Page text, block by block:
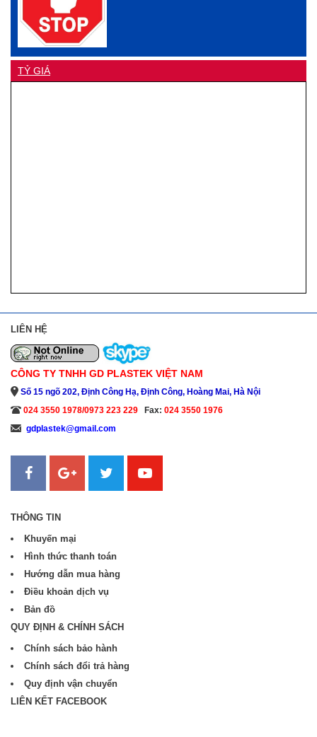
TỶ GIÁ
LIÊN HỆ
CÔNG TY TNHH GD PLASTEK VIỆT NAM
Số 15 ngõ 202, Định Công Hạ, Định Công, Hoàng Mai, Hà Nội
024 3550 1978/0973 223 229
Fax: 024 3550 1976
gdplastek@gmail.com
THÔNG TIN
Khuyến mại
Hình thức thanh toán
Hướng dẫn mua hàng
Điều khoản dịch vụ
Bản đồ
QUY ĐỊNH & CHÍNH SÁCH
Chính sách bảo hành
Chính sách đổi trả hàng
Quy định vận chuyển
LIÊN KẾT FACEBOOK